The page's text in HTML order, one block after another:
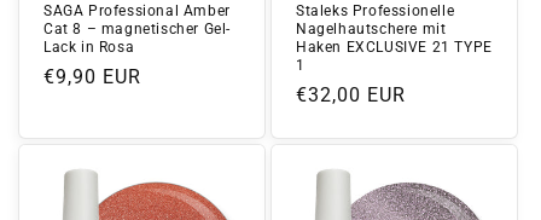
SAGA Professional Amber
Cat 8 – magnetischer Gel-
Lack in Rosa
Normaler
€9,90 EUR
Staleks Professionelle
Nagelhautschere mit
Haken EXCLUSIVE 21 TYPE
1
Normaler
€32,00 EUR